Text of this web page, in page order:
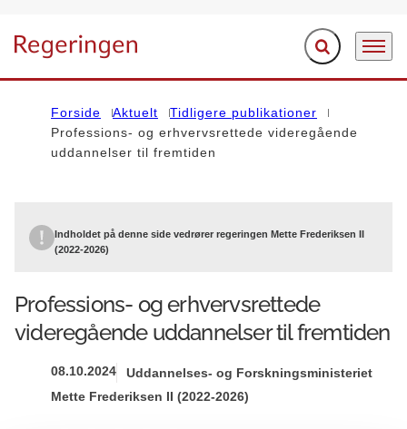
Gå til forsiden Fold søgefelt ud
Menu
Forside Aktuelt
Tidligere publikationer
Professions- og erhvervsrettede videregående
uddannelser til fremtiden
Indholdet på denne side vedrører regeringen Mette Frederiksen II
(2022-2026)
Professions- og erhvervsrettede
videregående uddannelser til fremtiden
08.10.2024
Uddannelses- og Forskningsministeriet
Mette Frederiksen II (2022-2026)